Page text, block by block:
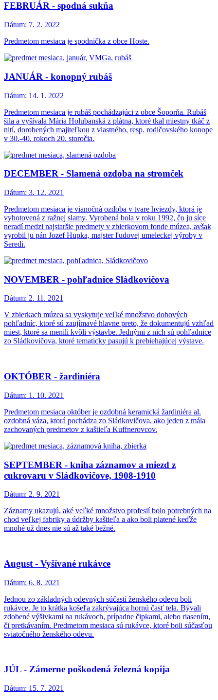
FEBRUÁR - spodná sukňa
Dátum: 7. 2. 2022
Predmetom mesiaca je spodnička z obce Hoste.
JANUÁR - konopný rubáš
Dátum: 14. 1. 2022
Predmetom mesiaca je rubáš pochádzajúci z obce Šoporňa. Rubáš
šila a vyšívala Mária Holubanská z plátna, ktoré tkal miestny tkáč z
nití, dorobených majiteľkou z vlastného, resp. rodičovského konope
v 30.-40. rokoch 20. storočia.
DECEMBER - Slamená ozdoba na stromček
Dátum: 3. 12. 2021
Predmetom mesiaca je vianočná ozdoba v tvare hviezdy, ktorá je
vyhotovená z ražnej slamy. Vyrobená bola v roku 1992, čo ju síce
neradí medzi najstaršie predmety v zbierkovom fonde múzea, avšak
vyrobil ju pán Jozef Hupka, majster ľudovej umeleckej výroby v
Seredi.
NOVEMBER - pohľadnice Sládkovičova
Dátum: 2. 11. 2021
V zbierkach múzea sa vyskytuje veľké množstvo dobových
pohľadníc, ktoré sú zaujímavé hlavne preto, že dokumentujú vzhľad
miest, ktoré sa menili kvôli výstavbe. Jednými z nich sú pohľadnice
zo Sládkovičova, ktoré tematicky pasujú k prebiehajúcej výstave.
OKTÓBER - žardiniéra
Dátum: 1. 10. 2021
Predmetom mesiaca október je ozdobná keramická žardiniéra al.
ozdobná váza, ktorá pochádza zo Sládkovičova, ako jeden z mála
zachovaných predmetov z kaštieľa Kuffnerovcov.
SEPTEMBER - kniha záznamov a miezd z
cukrovaru v Sládkovičove, 1908-1910
Dátum: 2. 9. 2021
Záznamy ukazujú, aké veľké množstvo profesií bolo potrebných na
chod veľkej fabriky a údržby kaštieľa a ako boli platené keďže
mnohé už dnes nie sú až také bežné.
August - Vyšívané rukávce
Dátum: 6. 8. 2021
Jednou zo základných odevných súčastí ženského odevu boli
rukávce. Je to krátka košeľa zakrývajúca hornú časť tela. Bývali
zdobené výšivkami na rukávoch, prípadne čipkami, alebo riasením,
či pretkávaním. Predmetom mesiaca sú rukávce, ktoré boli súčasťou
sviatočného ženského odevu.
JÚL - Zámerne poškodená železná kopija
Dátum: 15. 7. 2021